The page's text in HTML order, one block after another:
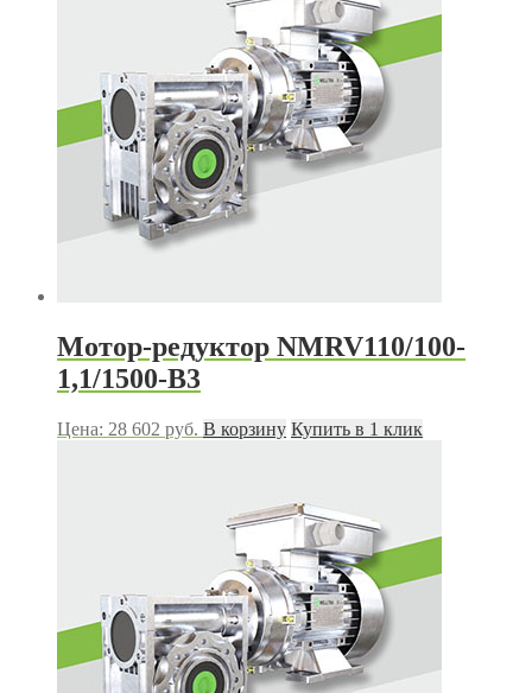
Мотор-редуктор NMRV110/100-
1,1/1500-B3
Цена: 28 602 руб. В корзину Купить в 1 клик